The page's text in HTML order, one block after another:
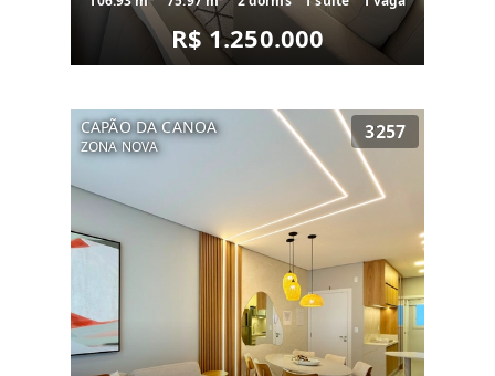
R$ 1.250.000
CAPÃO DA CANOA
ZONA NOVA
3257